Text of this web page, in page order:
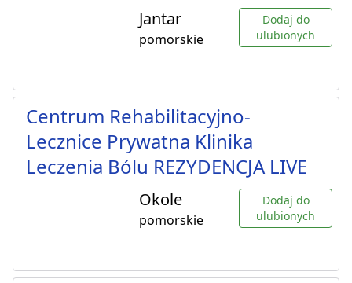
Jantar
pomorskie
Dodaj do
ulubionych
Centrum Rehabilitacyjno-
Lecznice Prywatna Klinika
Leczenia Bólu REZYDENCJA LIVE
Okole
pomorskie
Dodaj do
ulubionych